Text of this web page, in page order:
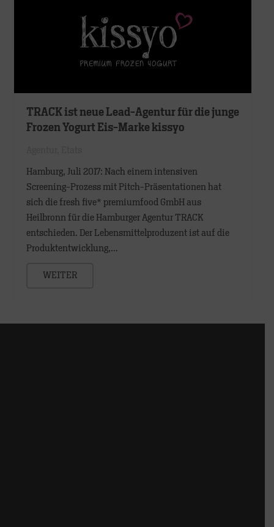
TRACK ist neue Lead-Agentur für die junge
Frozen Yogurt Eis-Marke kissyo
Hamburg, Juli 2017: Nach einem intensiven
Screening-Prozess mit Pitch-Präsentationen hat
sich die fresh five* premiumfood GmbH aus
Heilbronn für die Hamburger Agentur TRACK
entschieden. Der Lebensmittelproduzent ist auf die
Produktentwicklung,…
WEITER